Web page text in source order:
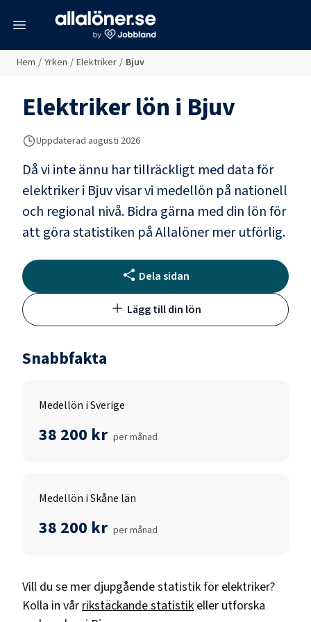
Hem / Yrken / Elektriker / Bjuv
Elektrikerlön i Bjuv
Uppdaterad augusti 2026
Då vi inte ännu har tillräckligt med data för
elektrikeri Bjuvvisar vi medellön på nationell
och regional nivå. Bidra gärna med din lön för
att göra statistiken på Allalöner mer utförlig.
Dela sidan
Lägg till din lön
Snabbfakta
Medellön i Sverige
38 200 kr per månad
Medellön i Skåne län
38 200 kr per månad
Vill du se mer djupgående statistik för elektriker?
Kolla in vår rikstäckande statistik eller utforska